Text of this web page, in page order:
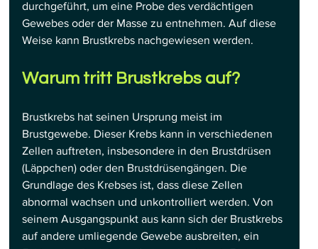
durchgeführt, um eine Probe des verdächtigen
Gewebes oder der Masse zu entnehmen. Auf diese
Weise kann Brustkrebs nachgewiesen werden.
Warum tritt Brustkrebs auf?
Brustkrebs hat seinen Ursprung meist im
Brustgewebe. Dieser Krebs kann in verschiedenen
Zellen auftreten, insbesondere in den Brustdrüsen
(Läppchen) oder den Brustdrüsengängen. Die
Grundlage des Krebses ist, dass diese Zellen
abnormal wachsen und unkontrolliert werden. Von
seinem Ausgangspunkt aus kann sich der Brustkrebs
auf andere umliegende Gewebe ausbreiten, ein